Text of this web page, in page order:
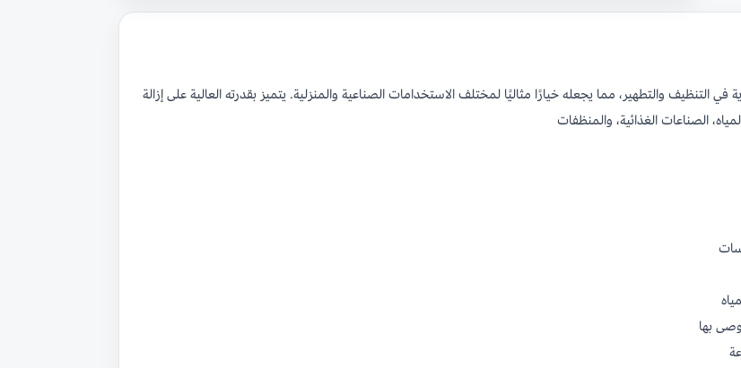
والتطهير، مما يجعله خيارًا مثاليًا لمختلف الاستخدامات الصناعية والمنزلية. يتميز بقدرته العالية على إزالة
الصناعات الغذائية، والمنظفات
بها